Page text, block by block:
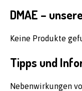
DMAE –
Keine Produkte
Tipps und
Nebenwirkungen